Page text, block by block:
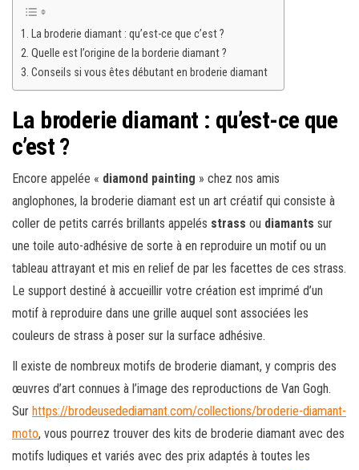
La broderie diamant : qu’est-ce que c’est ?
Quelle est l’origine de la borderie diamant ?
Conseils si vous êtes débutant en broderie diamant
La broderie diamant : qu’est-ce que
c’est ?
Encore appelée « diamond painting » chez nos amis
anglophones, la broderie diamant est un art créatif qui consiste à
coller de petits carrés brillants appelés strass ou diamants sur
une toile auto-adhésive de sorte à en reproduire un motif ou un
tableau attrayant et mis en relief de par les facettes de ces strass.
Le support destiné à accueillir votre création est imprimé d’un
motif à reproduire dans une grille auquel sont associées les
couleurs de strass à poser sur la surface adhésive.
Il existe de nombreux motifs de broderie diamant, y compris des
œuvres d’art connues à l’image des reproductions de Van Gogh.
Sur https://brodeusedediamant.com/collections/broderie-diamant-
moto, vous pourrez trouver des kits de broderie diamant avec des
motifs ludiques et variés avec des prix adaptés à toutes les